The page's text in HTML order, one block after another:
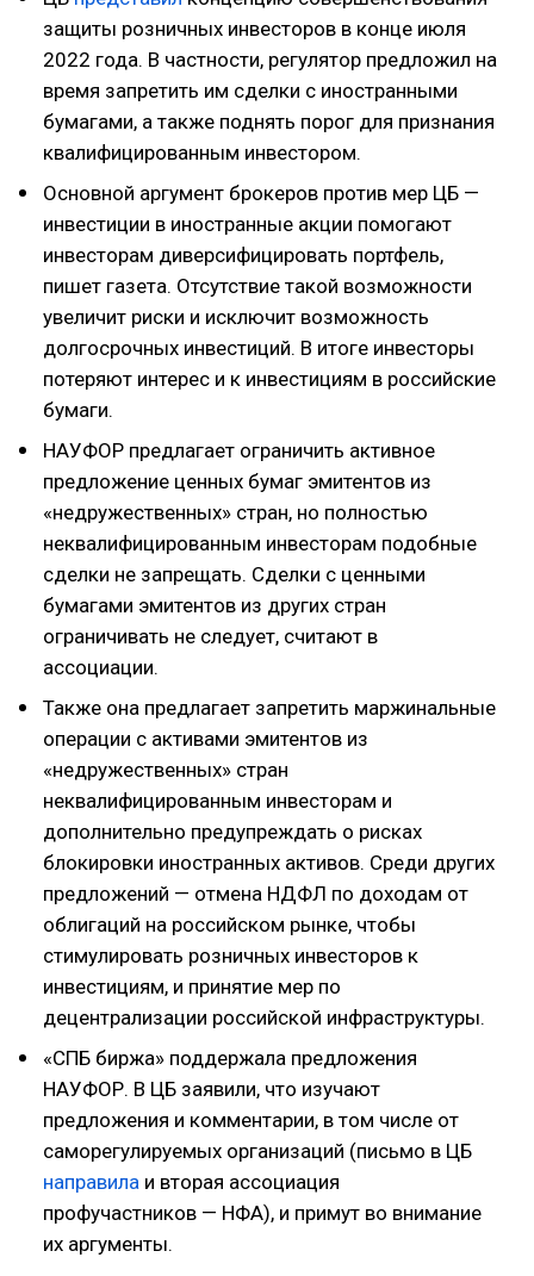
защиты розничных инвесторов в конце июля
2022 года. В частности, регулятор предложил на
время запретить им сделки с иностранными
бумагами, а также поднять порог для признания
квалифицированным инвестором.
Основной аргумент брокеров против мер ЦБ —
инвестиции в иностранные акции помогают
инвесторам диверсифицировать портфель,
пишет газета. Отсутствие такой возможности
увеличит риски и исключит возможность
долгосрочных инвестиций. В итоге инвесторы
потеряют интерес и к инвестициям в российские
бумаги.
НАУФОР предлагает ограничить активное
предложение ценных бумаг эмитентов из
«недружественных» стран, но полностью
неквалифицированным инвесторам подобные
сделки не запрещать. Сделки с ценными
бумагами эмитентов из других стран
ограничивать не следует, считают в
ассоциации.
Также она предлагает запретить маржинальные
операции с активами эмитентов из
«недружественных» стран
неквалифицированным инвесторам и
дополнительно предупреждать о рисках
блокировки иностранных активов. Среди других
предложений — отмена НДФЛ по доходам от
облигаций на российском рынке, чтобы
стимулировать розничных инвесторов к
инвестициям, и принятие мер по
децентрализации российской инфраструктуры.
«СПБ биржа» поддержала предложения
НАУФОР. В ЦБ заявили, что изучают
предложения и комментарии, в том числе от
саморегулируемых организаций (письмо в ЦБ
направила и вторая ассоциация
профучастников — НФА), и примут во внимание
их аргументы.